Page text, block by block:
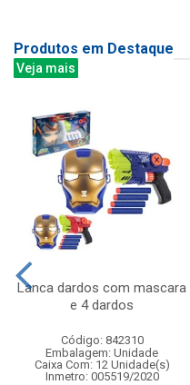
Produtos em Destaque
Veja mais
Lanca dardos com mascara
e 4 dardos
Código: 842310
Embalagem: Unidade
Caixa Com: 12 Unidade(s)
Inmetro: 005519/2020